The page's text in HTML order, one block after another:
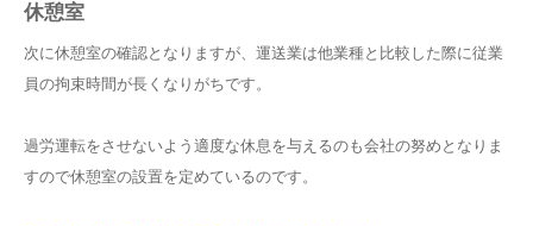
休憩室
次に休憩室の確認となりますが、運送業は他業種と比較した際に従業
員の拘束時間が長くなりがちです。
過労運転をさせないよう適度な休息を与えるのも会社の努めとなりま
すので休憩室の設置を定めているのです。